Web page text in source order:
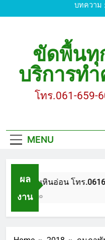
บทความ
ขัดพื้นหินขั
ขัดพื้นหินอ่อน โทร
บทความ
ขัดพื้นทุ
บริการท
โทร.061-659-
MENU
ผล
งาน
ขัดพื้นหินอ่อน โทร
1 ปี Ago